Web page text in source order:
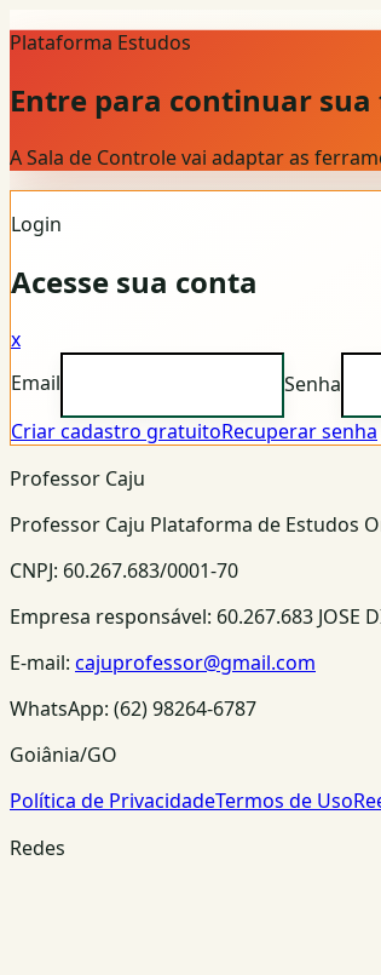
Plataforma Estudos
Entre para continuar
A Sala de Controle vai adaptar as
Login
Acesse sua conta
x
Email
Senha
Criar cadastro gratuitoRecuperar senha
Professor Caju
Professor Caju Plataforma de Estudos
CNPJ: 60.267.683/0001-70
Empresa responsável: 60.267.683 JOSE
E-mail: cajuprofessor@gmail.com
WhatsApp: (62) 98264-6787
Goiânia/GO
Política de PrivacidadeTermos de Uso
Redes